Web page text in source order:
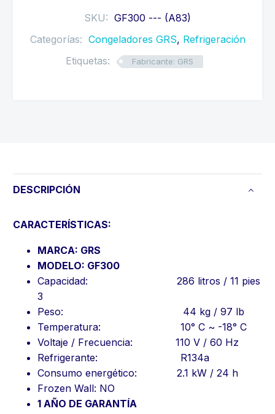
SKU: GF300 --- (A83)
Categorías: Congeladores GRS, Refrigeración
Etiquetas:
Fabricante: GRS
DESCRIPCIÓN
CARACTERÍSTICAS:
MARCA: GRS
MODELO: GF300
Capacidad: 286 litros / 11 pies
3
Peso: 44 kg / 97 lb
Temperatura: 10° C ~ -18° C
Voltaje / Frecuencia: 110 V / 60 Hz
Refrigerante: R134a
Consumo energético: 2.1 kW / 24 h
Frozen Wall: NO
1 AÑO DE GARANTÍA